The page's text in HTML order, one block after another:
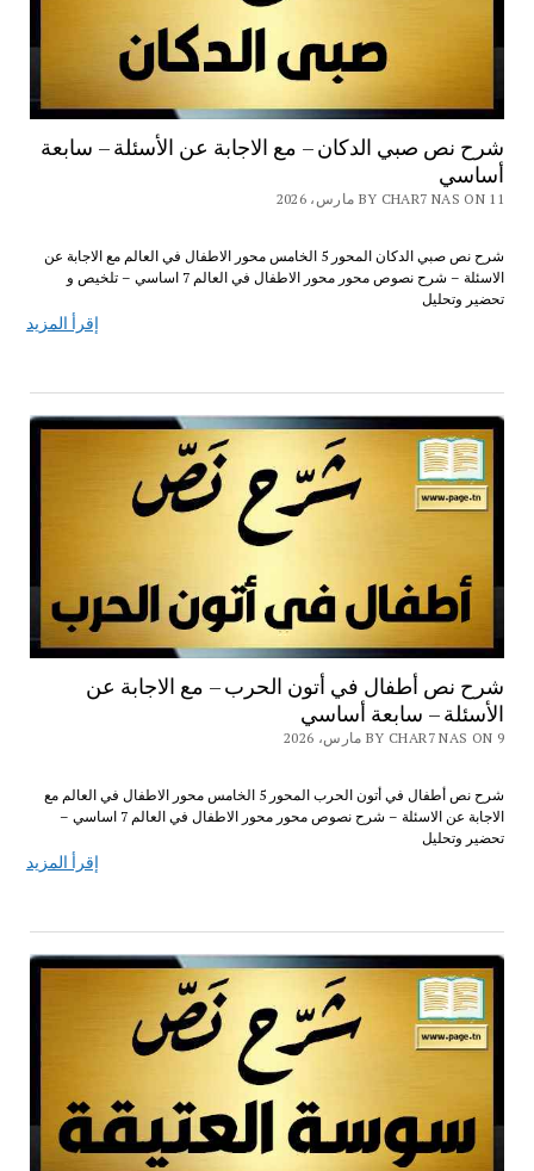
شرح نص صبي الدكان – مع الاجابة عن الأسئلة – سابعة
أساسي
BY CHAR7 NAS ON 11 مارس، 2026
شرح نص صبي الدكان المحور 5 الخامس محور الاطفال في العالم مع الاجابة عن
الاسئلة – شرح نصوص محور محور الاطفال في العالم 7 اساسي – تلخيص و
تحضير وتحليل
إقرأ المزيد
شرح نص أطفال في أتون الحرب – مع الاجابة عن
الأسئلة – سابعة أساسي
BY CHAR7 NAS ON 9 مارس، 2026
شرح نص أطفال في أتون الحرب المحور 5 الخامس محور الاطفال في العالم مع
الاجابة عن الاسئلة – شرح نصوص محور محور الاطفال في العالم 7 اساسي –
تحضير وتحليل
إقرأ المزيد